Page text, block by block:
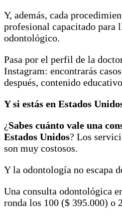
Y, además, cada
profesional capacitado para
odontológico.
Pasa por el perfil de la
Instagram: encontrarás
después, contenido
Y si estás en Estados
¿Sabes cuánto vale una
Estados Unidos? Los
son muy costosos.
Y la odontología no escapa
Una consulta odontológica
ronda los 100 ($ 395.000) o